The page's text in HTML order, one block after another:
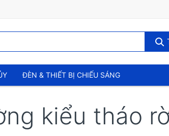
ĐÈN & THIẾT BỊ CHIẾU SÁNG
kiểu tháo